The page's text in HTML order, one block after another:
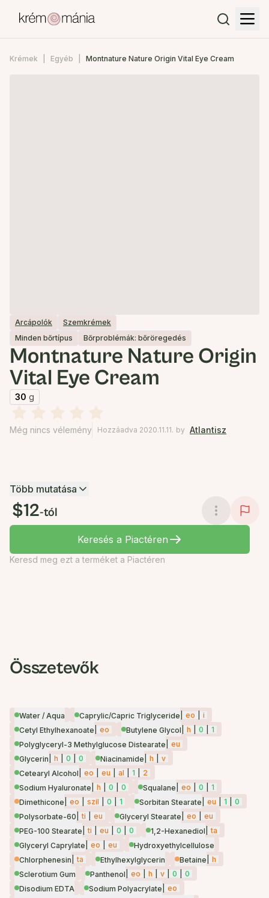
Krémek Egyéb Montnature Nature Origin Vital Eye Cream
Arcápolók
Szemkrémek
Minden bőrtípus
Bőrproblémák: bőröregedés
Montnature Nature Origin
Vital Eye Cream
30 g
Még nincs vélemény Hozzáadva 2020.11.11. by Atlantisz
Több mutatása
$12-tól
Keresés a Piactéren
Keresd meg ezt a terméket a Piactéren
Összetevők
Water / Aqua Caprylic/Capric Triglyceride eo
i
Cetyl Ethylhexanoate
eo Butylene Glycol h 0
1
Polyglyceryl-3 Methylglucose Distearate
eu
Glycerin
h 0 0 Niacinamide h
v
Cetearyl Alcohol
eo eu al 1
2
Sodium Hyaluronate
h 0 0 Squalane eo 0
1
Dimethicone
eo szil 0 1 Sorbitan Stearate eu 1
0
Polysorbate-60
ti eu Glyceryl Stearate eo
eu
PEG-100 Stearate
ti eu 0 0 1,2-Hexanediol
ta
Glyceryl Caprylate
eo eu
Hydroxyethylcellulose
Chlorphenesin
ta Ethylhexylglycerin Betaine
h
Sclerotium Gum
Panthenol eo h v 0
0
Disodium EDTA
Sodium Polyacrylate
eo